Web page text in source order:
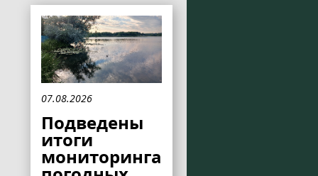
07.08.2026
Подведены
итоги
мониторинга